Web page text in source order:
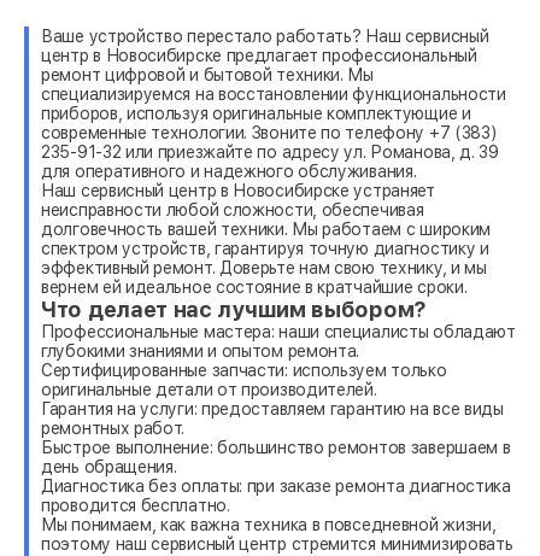
Ваше устройство перестало работать? Наш сервисный
центр в Новосибирске предлагает профессиональный
ремонт цифровой и бытовой техники. Мы
специализируемся на восстановлении функциональности
приборов, используя оригинальные комплектующие и
современные технологии. Звоните по телефону +7 (383)
235-91-32 или приезжайте по адресу ул. Романова, д. 39
для оперативного и надежного обслуживания.
Наш сервисный центр в Новосибирске устраняет
неисправности любой сложности, обеспечивая
долговечность вашей техники. Мы работаем с широким
спектром устройств, гарантируя точную диагностику и
эффективный ремонт. Доверьте нам свою технику, и мы
вернем ей идеальное состояние в кратчайшие сроки.
Что делает нас лучшим выбором?
Профессиональные мастера: наши специалисты обладают
глубокими знаниями и опытом ремонта.
Сертифицированные запчасти: используем только
оригинальные детали от производителей.
Гарантия на услуги: предоставляем гарантию на все виды
ремонтных работ.
Быстрое выполнение: большинство ремонтов завершаем в
день обращения.
Диагностика без оплаты: при заказе ремонта диагностика
проводится бесплатно.
Мы понимаем, как важна техника в повседневной жизни,
поэтому наш сервисный центр стремится минимизировать